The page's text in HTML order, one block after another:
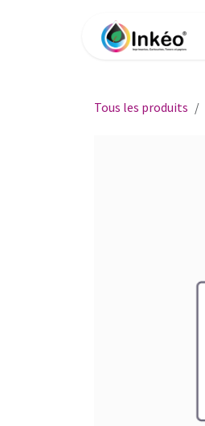
Tous les produits